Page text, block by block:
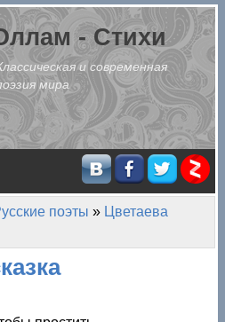
- Стихи
и современная
мира
поэты » Цветаева